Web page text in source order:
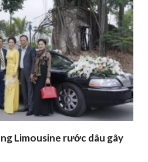
Limousine rước dâu gây